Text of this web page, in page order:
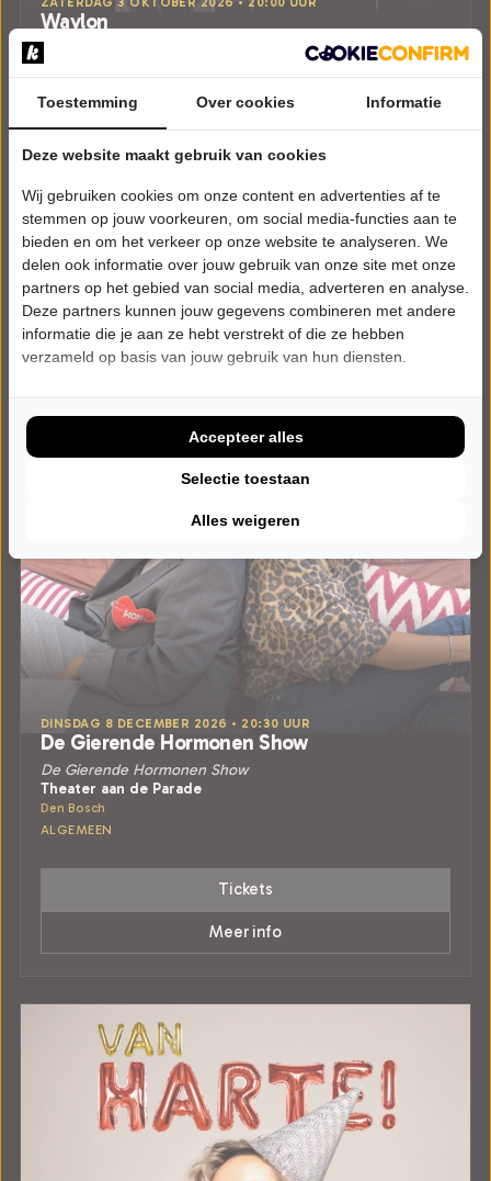
Waylon
Theater aan de Parade
POPULAIRE MUZIEK
DINSDAG 8 DECEMBER 2026 • 20:30 UUR
De Gierende Hormonen Show
De Gierende Hormonen Show
Theater aan de Parade
Den Bosch
ALGEMEEN
Tickets
Meer info
Toestemming Over cookies Informatie
Deze website maakt gebruik van cookies
Wij gebruiken cookies om onze content en advertenties af te
stemmen op jouw voorkeuren, om social media-functies aan te
bieden en om het verkeer op onze website te analyseren. We
delen ook informatie over jouw gebruik van onze site met onze
partners op het gebied van social media, adverteren en analyse.
Deze partners kunnen jouw gegevens combineren met andere
informatie die je aan ze hebt verstrekt of die ze hebben
verzameld op basis van jouw gebruik van hun diensten.
Alles weigeren
Selectie toestaan
Accepteer alles